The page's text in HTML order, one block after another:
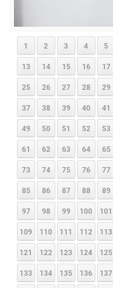
1 2 3 4 5
13 14 15 16 17
25 26 27 28 29
37 38 39 40 41
49 50 51 52 53
61 62 63 64 65
73 74 75 76 77
85 86 87 88 89
97 98 99 100 101
109 110 111 112 113
121 122 123 124 125
133 134 135 136 137